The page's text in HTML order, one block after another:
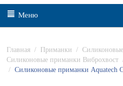
Меню
Главная / Приманки /
Силиконовые приманки Виброхвост
/ Силиконовые приманки Aquatech